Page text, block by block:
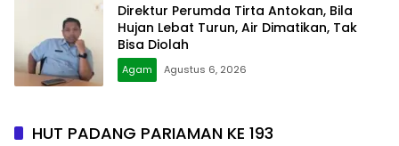
Direktur Perumda Tirta Antokan, Bila
Hujan Lebat Turun, Air Dimatikan, Tak
Bisa Diolah
Agam Agustus 6, 2026
HUT PADANG PARIAMAN KE 193